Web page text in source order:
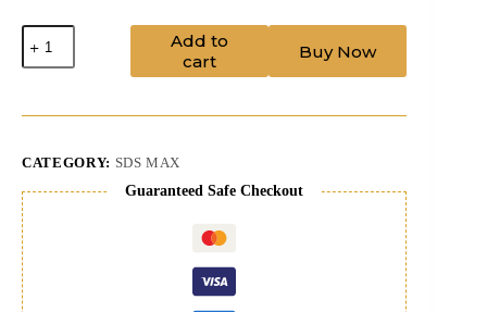
Drill
Bit
37/370
Add to
cart
Buy Now
CATEGORY: SDS MAX
Guaranteed Safe Checkout